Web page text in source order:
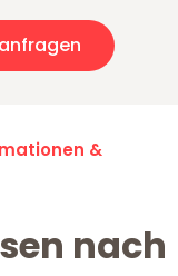
anfragen
&
nach